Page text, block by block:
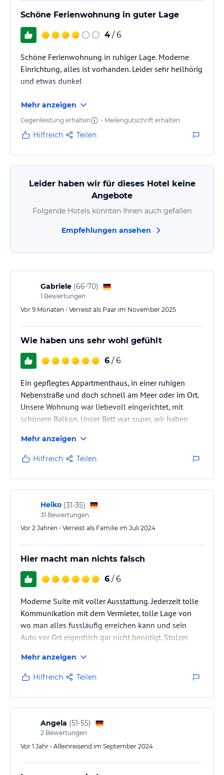
Schöne Ferienwohnung in guter Lage
4 / 6
Schöne Ferienwohnung in ruhiger Lage. Moderne
Einrichtung, alles ist vorhanden. Leider sehr hellhörig
und etwas dunkel
Mehr anzeigen
Gegenleistung erhalten • Meilengutschrift erhalten
Hilfreich Teilen
Leider haben wir für dieses Hotel keine
Angebote
Folgende Hotels könnten Ihnen auch gefallen
Empfehlungen ansehen
Gabriele (66-70)
1 Bewertungen
Vor 9 Monaten • Verreist als Paar im November 2025
Wie haben uns sehr wohl gefühlt
6 / 6
Ein gepflegtes Appartmenthaus, in einer ruhigen
Nebenstraße und doch schnell am Meer oder im Ort.
Unsere Wohnung war liebevoll eingerichtet, mit
schönem Balkon. Unser Bett war super, wir haben
Mehr anzeigen
Hilfreich Teilen
Heiko (31-35)
31 Bewertungen
Vor 2 Jahren • Verreist als Familie im Juli 2024
Hier macht man nichts falsch
6 / 6
Moderne Suite mit voller Ausstattung. Jederzeit tolle
Kommunikation mit dem Vermieter, tolle Lage von
wo man alles fussläufig erreichen kann und sein
Auto vor Ort eigentlich gar nicht benötigt. Stolzer
im Nachhinein darüber nicht ärgern. Wir hatten eine
tolle Zeit und als „gebrannte Kinder“ hatten wir keine
Lust erneut auf böse Überraschungen beim Betreten
einer Ferienunterkunft, weshalb man nicht am
falschen Ende sparen wollte.
Mehr anzeigen
Hilfreich Teilen
Angela (51-55)
2 Bewertungen
Vor 1 Jahr • Alleinreisend im September 2024